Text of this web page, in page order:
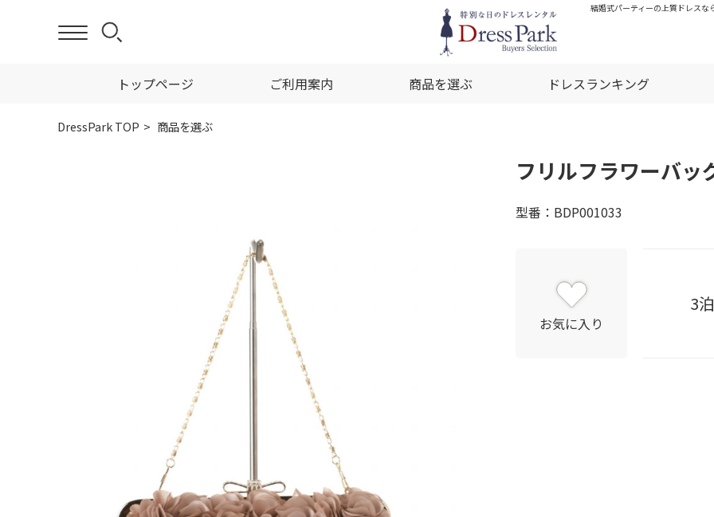
結婚式パーティーの上質ドレス
トップページ ご利用案内 商品を選ぶ ドレスランキング
DressPark TOP 商品を選ぶ
フリルフラワーバッ
型番：BDP001033
お気に入り
3